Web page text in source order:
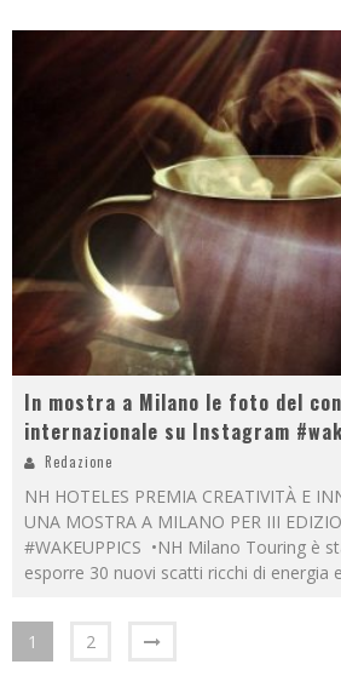
In mostra a Milano le foto del
internazionale su Instagram
Redazione
NH HOTELES PREMIA CREATIVITÀ E
UNA MOSTRA A MILANO PER III
#WAKEUPPICS •NH Milano Touring è
esporre 30 nuovi scatti ricchi di energia
1 2